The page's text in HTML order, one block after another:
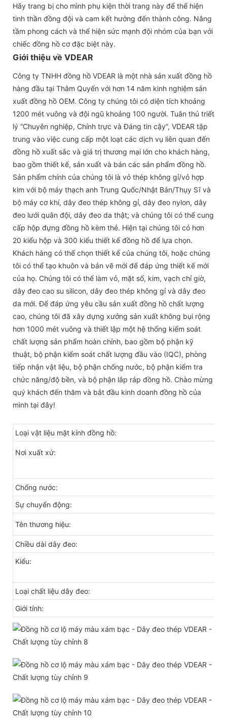
Hãy trang bị cho mình phụ kiện thời trang này để thể hiện
tinh thần đồng đội và cam kết hướng đến thành công. Nâng
tầm phong cách và thể hiện sức mạnh đội nhóm của bạn với
chiếc đồng hồ cơ đặc biệt này.
Giới thiệu về VDEAR
Công ty TNHH đồng hồ VDEAR là một nhà sản xuất đồng hồ
hàng đầu tại Thâm Quyến với hơn 14 năm kinh nghiệm sản
xuất đồng hồ OEM. Công ty chúng tôi có diện tích khoảng
1200 mét vuông và đội ngũ khoảng 100 người. Tuân thủ triết
lý “Chuyên nghiệp, Chính trực và Đáng tin cậy”, VDEAR tập
trung vào việc cung cấp một loạt các dịch vụ liên quan đến
đồng hồ xuất sắc và giá trị thương mại lớn cho khách hàng,
bao gồm thiết kế, sản xuất và bán các sản phẩm đồng hồ.
Sản phẩm chính của chúng tôi là vỏ thép không gỉ/vỏ hợp
kim với bộ máy thạch anh Trung Quốc/Nhật Bản/Thụy Sĩ và
bộ máy cơ khí, dây đeo thép không gỉ, dây đeo nylon, dây
đeo lưới quân đội, dây đeo da thật; và chúng tôi có thể cung
cấp hộp đựng đồng hồ kèm thẻ. Hiện tại chúng tôi có hơn
20 kiểu hộp và 300 kiểu thiết kế đồng hồ để lựa chọn.
Khách hàng có thể chọn thiết kế của chúng tôi, hoặc chúng
tôi có thể tạo khuôn và bản vẽ mới để đáp ứng thiết kế mới
của họ. Chúng tôi có thể làm vỏ, mặt số, kim, vạch chỉ giờ,
dây đeo cao su silicon, dây đeo thép không gỉ và dây đeo
da mới. Để đáp ứng yêu cầu sản xuất đồng hồ chất lượng
cao, chúng tôi đã xây dựng xưởng sản xuất không bụi rộng
hơn 1000 mét vuông và thiết lập một hệ thống kiểm soát
chất lượng sản phẩm hoàn chỉnh, bao gồm bộ phận kỹ
thuật, bộ phận kiểm soát chất lượng đầu vào (IQC), phòng
tiếp nhận vật liệu, bộ phận chống nước, bộ phận kiểm tra
chức năng/độ bền, và bộ phận lắp ráp đồng hồ. Chào mừng
quý khách đến thăm và bắt đầu kinh doanh đồng hồ của
mình tại đây!
Loại vật liệu mặt kính đồng hồ:
Nơi xuất xứ:
Chống nước:
Sự chuyển động:
Tên thương hiệu:
Chiều dài dây đeo:
Kiểu:
Loại chất liệu dây đeo:
Giới tính: